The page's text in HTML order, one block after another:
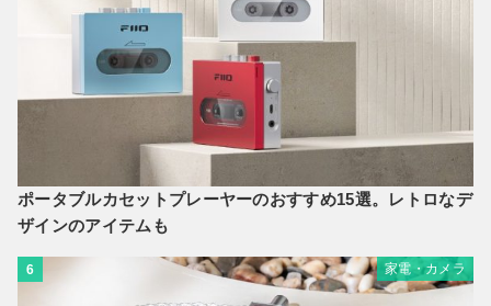
ポータブルカセットプレーヤーのおすすめ15選。レトロなデ
ザインのアイテムも
6 家電・カメラ